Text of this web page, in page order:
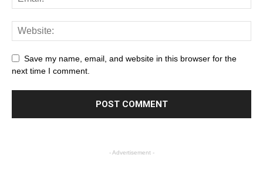
Save my name, email, and website in this browser for the
next time I comment.
- Advertisement -